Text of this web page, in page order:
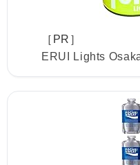
［PR］
ERUI Lights